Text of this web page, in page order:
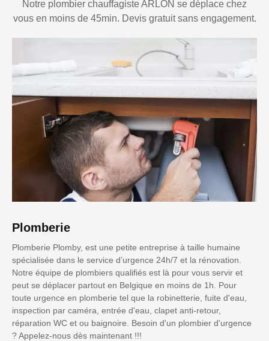
Notre plombier chauffagiste ARLON se déplace chez
vous en moins de 45min. Devis gratuit sans engagement.
Plomberie
Plomberie Plomby, est une petite entreprise à taille humaine
spécialisée dans le service d’urgence 24h/7 et la rénovation.
Notre équipe de plombiers qualifiés est là pour vous servir et
peut se déplacer partout en Belgique en moins de 1h. Pour
toute urgence en plomberie tel que la robinetterie, fuite d'eau,
inspection par caméra, entrée d'eau, clapet anti-retour,
réparation WC et ou baignoire. Besoin d'un plombier d'urgence
? Appelez-nous dès maintenant !!!